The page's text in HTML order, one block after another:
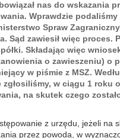
nas do wskazania
Wprawdzie
Spraw
Sąd zawiesił więc proces.
Składając więc
o zawieszeniu) o
w piśmie z MSZ.
zgłosiliśmy, w ciągu 1
na skutek czego
z urzędu, jeżeli na
przez powoda, w